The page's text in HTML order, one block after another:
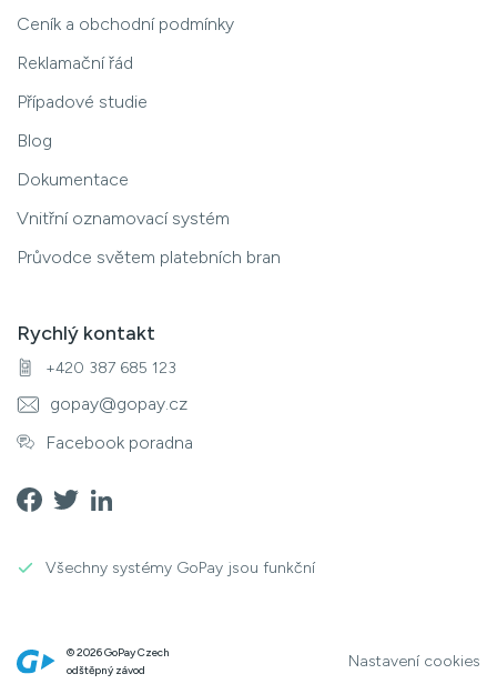
Ceník a obchodní podmínky
Reklamační řád
Případové studie
Blog
Dokumentace
Vnitřní oznamovací systém
Průvodce světem platebních bran
Rychlý kontakt
+420 387 685 123
gopay@gopay.cz
Facebook poradna
Všechny systémy GoPay jsou funkční
© 2026 GoPay Czech
odštěpný závod
Nastavení cookies